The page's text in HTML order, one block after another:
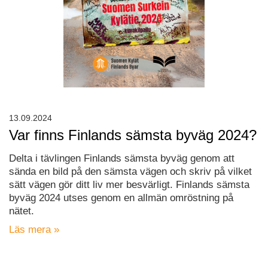
Var finns Finlands sämsta byväg 2024?
Delta i tävlingen Finlands sämsta byväg genom att
sända en bild på den sämsta vägen och skriv på vilket
sätt vägen gör ditt liv mer besvärligt. Finlands sämsta
byväg 2024 utses genom en allmän omröstning på
nätet.
Läs mera »
13.09.2024